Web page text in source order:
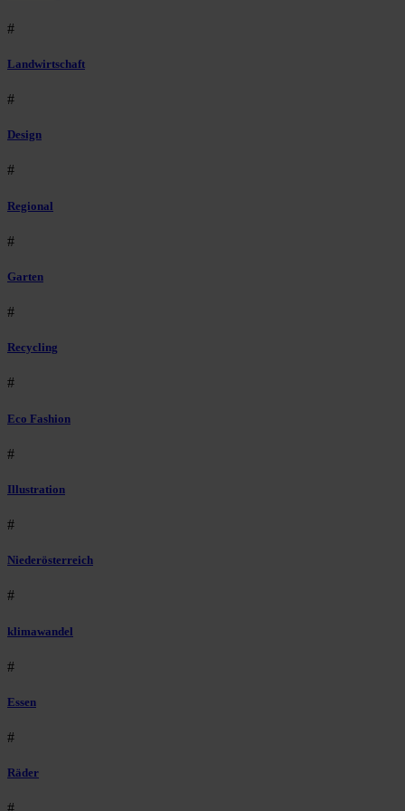
#
Landwirtschaft
#
Design
#
Regional
#
Garten
#
Recycling
#
Eco Fashion
#
Illustration
#
Niederösterreich
#
klimawandel
#
Essen
#
Räder